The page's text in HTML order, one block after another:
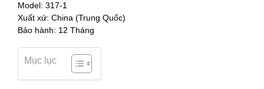
Model: 317-1
Xuất xứ: China (Trung Quốc)
Bảo hành: 12 Tháng
Mục lục